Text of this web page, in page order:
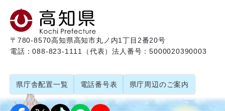
〒780-8570高知県高知市丸ノ内1丁目2番20号
電話：088-823-1111（代表）法人番号：5000020390003
県庁舎配置一覧 電話番号表 県庁周辺のご案内